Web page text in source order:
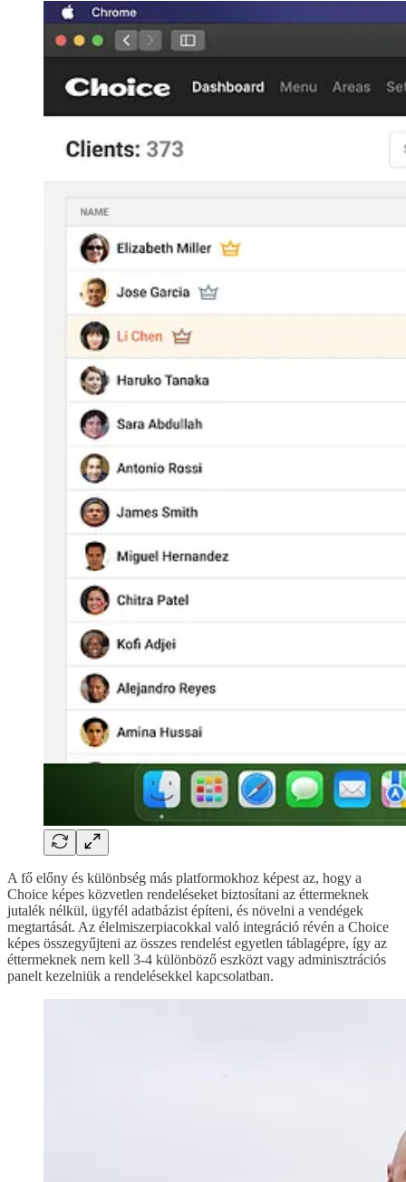
A fő előny és különbség más platformokhoz képest az, hogy a
Choice képes közvetlen rendeléseket biztosítani az éttermeknek
jutalék nélkül, ügyfél adatbázist építeni, és növelni a vendégek
megtartását. Az élelmiszerpiacokkal való integráció révén a Choice
képes összegyűjteni az összes rendelést egyetlen táblagépre, így az
éttermeknek nem kell 3-4 különböző eszközt vagy adminisztrációs
panelt kezelniük a rendelésekkel kapcsolatban.